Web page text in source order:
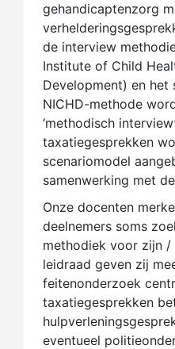
gehandicaptenzorg
de interview
Institute of Child
Development) en het
NICHD-methode
‘methodisch
taxatiegesprekken
scenariomodel
samenwerking met
Onze docenten
deelnemers soms
methodiek voor zijn /
leidraad geven zij
feitenonderzoek
taxatiegesprekken
eventueel